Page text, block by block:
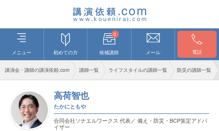
メニュー 初めての方
0
候補講師 メール 電話
講演会・講師の講演依頼.com 講師一覧 ライフスタイルの講師一覧 防災の講師一覧
高荷智也
たかにともや
合同会社ソナエルワークス 代表／ 備え・防災・BCP策定アドバ
イザー